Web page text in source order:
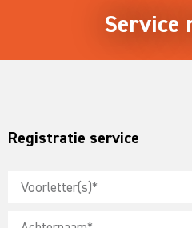
Service
Registratie service